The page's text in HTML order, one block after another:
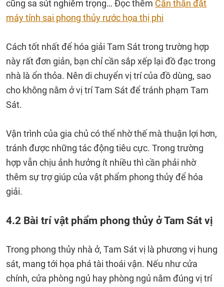
cũng sa sút nghiêm trọng… Đọc thêm Cẩn thận đặt
máy tính sai phong thủy rước họa thị phi
Cách tốt nhất để hóa giải Tam Sát trong trường hợp
này rất đơn giản, bạn chỉ cần sắp xếp lại đồ đạc trong
nhà là ổn thỏa. Nên di chuyển vị trí của đồ dùng, sao
cho không nằm ở vị trí Tam Sát để tránh phạm Tam
Sát.
Vận trình của gia chủ có thể nhờ thế mà thuận lợi hơn,
tránh được những tác động tiêu cực. Trong trường
hợp vẫn chịu ảnh hưởng ít nhiều thì cần phải nhờ
thêm sự trợ giúp của vật phẩm phong thủy để hóa
giải.
4.2 Bài trí vật phẩm phong thủy ở Tam Sát vị
Trong phong thủy nhà ở, Tam Sát vị là phương vị hung
sát, mang tới họa phá tài thoái vận. Nếu như cửa
chính, cửa phòng ngủ hay phòng ngủ nằm đúng vị trí